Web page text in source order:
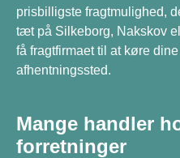
prisbilligste fragtmulighed,
tæt på Silkeborg, Nakskov
få fragtfirmaet til at køre
afhentningssted.
Mange handler
forretninger